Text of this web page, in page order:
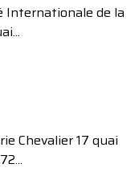
Internationale de la
Chevalier 17 quai